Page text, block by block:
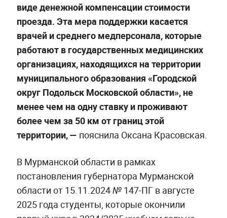
виде денежной компенсации стоимости
проезда. Эта мера поддержки касается
врачей и среднего медперсонала, которые
работают в государственных медицинских
организациях, находящихся на территории
муниципального образования «Городской
округ Подольск Московской области», не
менее чем на одну ставку и проживают
более чем за 50 км от границ этой
территории, — пояснила Оксана Красовская.
В Мурманской области в рамках
постановления губернатора Мурманской
области от 15.11.2024 № 147-ПГ в августе
2025 года студенты, которые окончили